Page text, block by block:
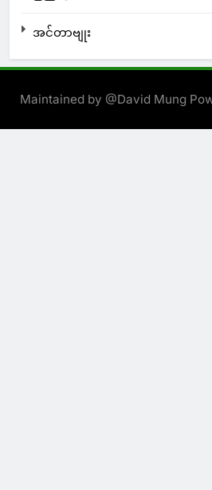
အင်တာဗျုး
Maintained by @David Mung